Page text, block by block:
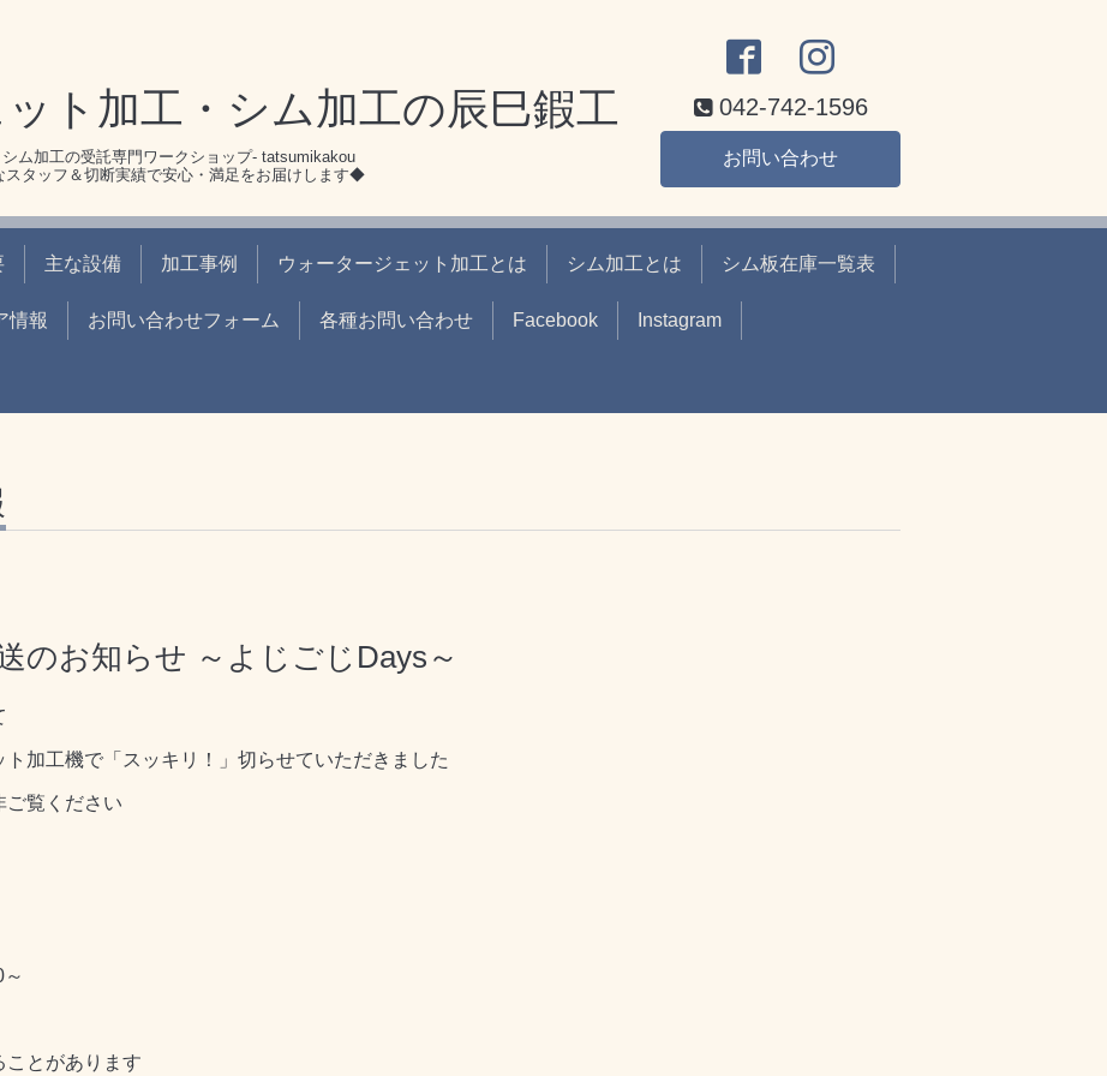
ト加工・シム加工の辰巳鍜工
ム加工の受託専門ワークショップ- tatsumikakou
タッフ＆切断実績で安心・満足をお届けします◆
042-742-1596
お問い合わせ
主な設備 加工事例 ウォータージェット加工とは シム加工とは シム板在庫一覧表
情報 お問い合わせフォーム 各種お問い合わせ Facebook Instagram
のお知らせ ～よじごじDays～
加工機で「スッキリ！」切らせていただきました
ご覧ください
とがあります